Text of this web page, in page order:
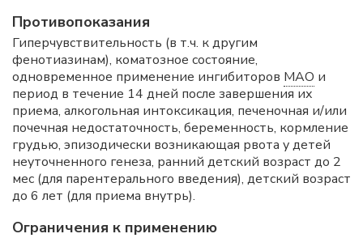
Противопоказания
Гиперчувствительность (в т.ч. к другим
фенотиазинам), коматозное состояние,
одновременное применение ингибиторов МАО и
период в течение 14 дней после завершения их
приема, алкогольная интоксикация, печеночная и/или
почечная недостаточность, беременность, кормление
грудью, эпизодически возникающая рвота у детей
неуточненного генеза, ранний детский возраст до 2
мес (для парентерального введения), детский возраст
до 6 лет (для приема внутрь).
Ограничения к применению